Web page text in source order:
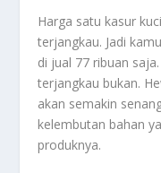
Harga satu kasur
terjangkau. Jadi
di jual 77 ribuan
terjangkau bukan.
akan semakin
kelembutan bahan
produknya.